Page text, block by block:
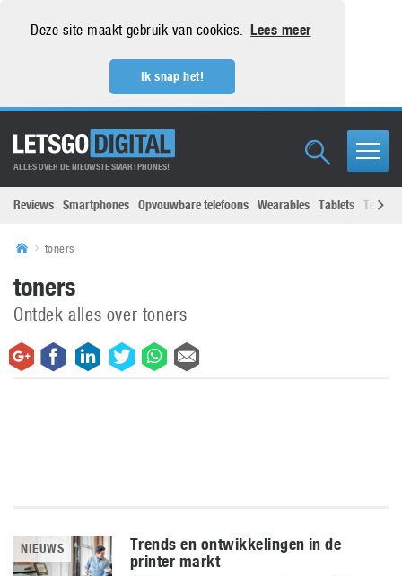
Deze site maakt gebruik van cookies. Lees meer
Ik snap het!
ALLES OVER DE NIEUWSTE SMARTPHONES!
Reviews Smartphones Opvouwbare telefoons Wearables Tablets
toners
toners
Ontdek alles over toners
NIEUWS
Trends en ontwikkelingen in de
printer markt